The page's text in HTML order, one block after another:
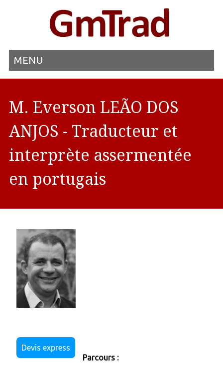
MENU
M. Everson LEÃO DOS
ANJOS - Traducteur et
interprète assermentée
en portugais
Devis express
Parcours :